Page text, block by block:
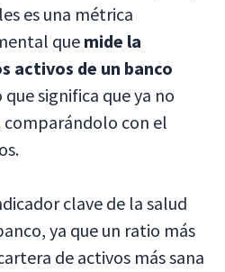
es una métrica
que mide la
activos de un banco
que significa que ya no
comparándolo con el
clave de la salud
ya que un ratio más
de activos más sana